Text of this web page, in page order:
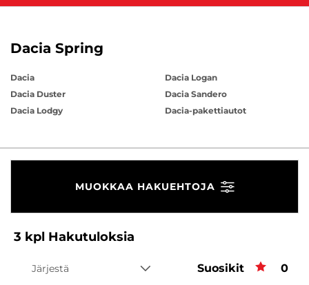
Dacia Spring
Dacia
Dacia Duster
Dacia Lodgy
Dacia Logan
Dacia Sandero
Dacia-pakettiautot
MUOKKAA HAKUEHTOJA
3 kpl Hakutuloksia
Järjestä Suosikit 0